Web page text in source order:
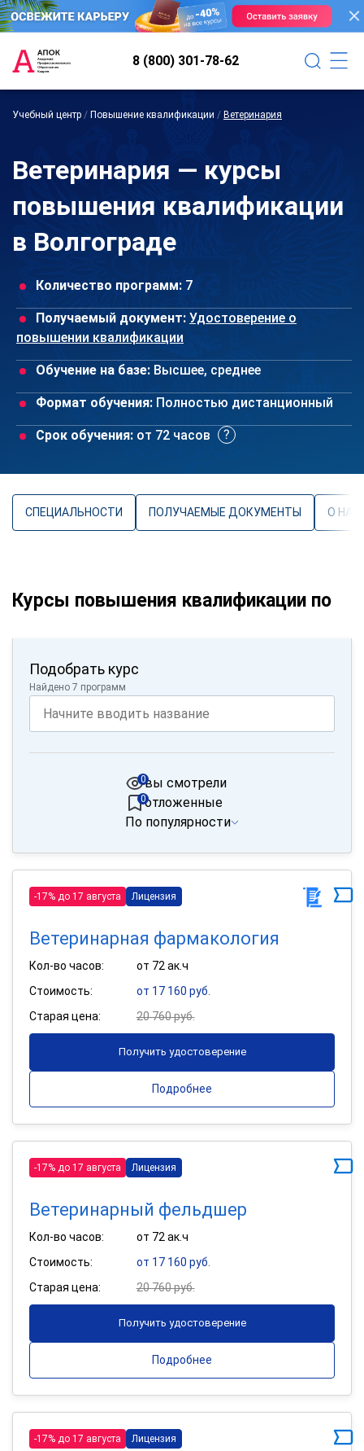
8 (800) 301-78-62
Учебный центр / Повышение квалификации / Ветеринария
Ветеринария — курсы
повышения квалификации
в Волгограде
Количество программ: 7
Получаемый документ: Удостоверение о
повышении квалификации
Обучение на базе: Высшее, среднее
Формат обучения: Полностью дистанционный
Срок обучения: от 72 часов
СПЕЦИАЛЬНОСТИ ПОЛУЧАЕМЫЕ ДОКУМЕНТЫ О
Курсы повышения квалификации по
Подобрать курс
Найдено 7 программ
вы смотрели
0
отложенные
0
По популярности
-17% до 17 августа Лицензия
Ветеринарная фармакология
Кол-во часов:
от 72 ак.ч
Стоимость:
от 17 160 руб.
Старая цена:
20 760 руб.
Получить удостоверение
Подробнее
-17% до 17 августа Лицензия
Ветеринарный фельдшер
Кол-во часов:
от 72 ак.ч
Стоимость:
от 17 160 руб.
Старая цена:
20 760 руб.
Получить удостоверение
Подробнее
-17% до 17 августа Лицензия